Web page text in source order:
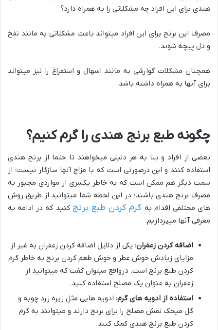
هندی برای این افراد چه مشکلاتی را به همراه دارد؟
مصرف این برنج برای این افراد میتواند باعث مشکلاتی به مانند نفخ
و دل پیچه شوند.
همچنان مشکلات گوارشی به مانند اسهال و استفراغ را نیز میتواند
برای آنها به همراه داشته باشد.
چگونه طبع برنج هندی را گرم کنیم؟
بعضی از افراد و بنا به هر دلیلی میخواهند تا حتما از برنج هندی
استفاده کنند و این درصورتی است که با مزاج آنها سازگار نیست؛ از
سمت دیگر هم ممکن است که به خاطر یکسری از مواردی مجبور به
مصرف برنج هندی باشند؛ در این لحظه شما میتوانید از طریق روش
های مختلفی اقدام به گرم کردن طبع برنج کنید که در ادامه به
معرفی آنها میپردازیم.
اضافه کردن زعفران: یکی از دلایل اضافه کردن زعفران به غیر از
مزایای زیادش خوش عطر و خوش طعم کردن برنج به خاطر گرم
کردن طبع برنج است. درواقع میتوان گفت که میتوانید از
زعفران به عنوان یک مصلح استفاده کنید.
استفاده از ادویه های گرم: ادویه هایی مثل زیره زرد چوبه و
گل میخک نقش مصلح را برای برنج دارند و میتوانند به گرم
کردن طبع برنج هندی کمک کنند.